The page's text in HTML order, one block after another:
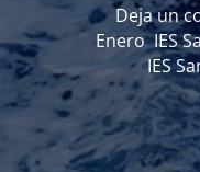
Deja un
Enero,IES
IES